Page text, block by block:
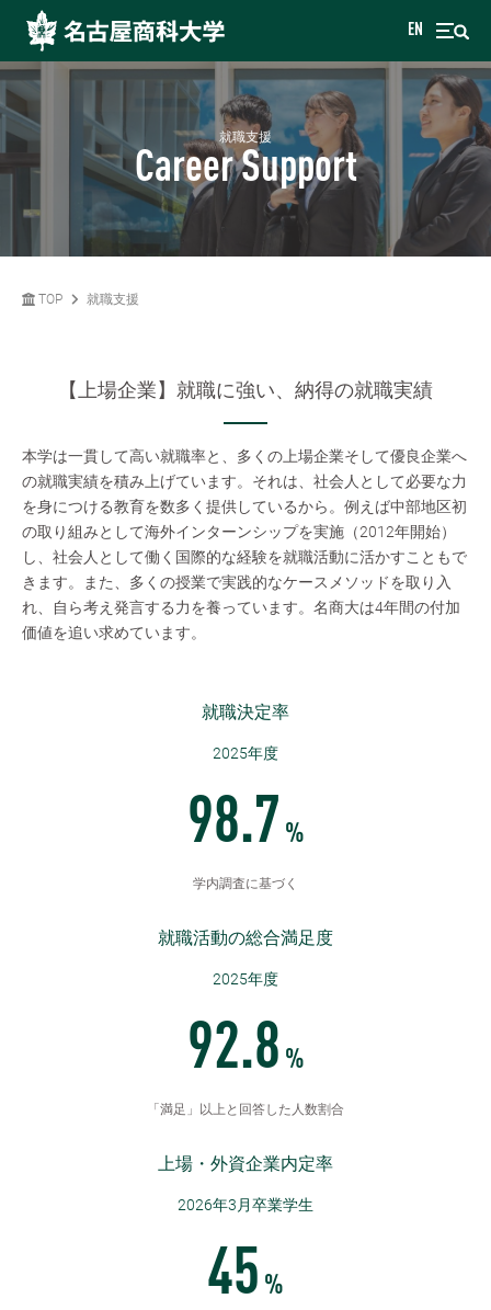
EN
就職支援
Career Support
TOP 就職支援
【上場企業】就職に強い、納得の就職実績
本学は一貫して高い就職率と、多くの上場企業そして優良企業へ
の就職実績を積み上げています。それは、社会人として必要な力
を身につける教育を数多く提供しているから。例えば中部地区初
の取り組みとして海外インターンシップを実施（2012年開始）
し、社会人として働く国際的な経験を就職活動に活かすこともで
きます。また、多くの授業で実践的なケースメソッドを取り入
れ、自ら考え発言する力を養っています。名商大は4年間の付加
価値を追い求めています。
就職決定率
2025年度
98.7 %
学内調査に基づく
就職活動の総合満足度
2025年度
92.8 %
「満足」以上と回答した人数割合
上場・外資企業内定率
2026年3月卒業学生
45 %